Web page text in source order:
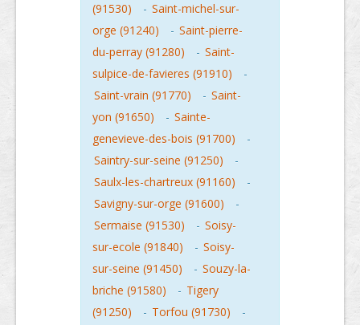
(91530)
- Saint-michel-sur-
orge (91240)
- Saint-pierre-
du-perray (91280)
- Saint-
sulpice-de-favieres (91910)
-
Saint-vrain (91770)
- Saint-
yon (91650)
- Sainte-
genevieve-des-bois (91700)
-
Saintry-sur-seine (91250)
-
Saulx-les-chartreux (91160)
-
Savigny-sur-orge (91600)
-
Sermaise (91530)
- Soisy-
sur-ecole (91840)
- Soisy-
sur-seine (91450)
- Souzy-la-
briche (91580)
- Tigery
(91250)
- Torfou (91730)
-